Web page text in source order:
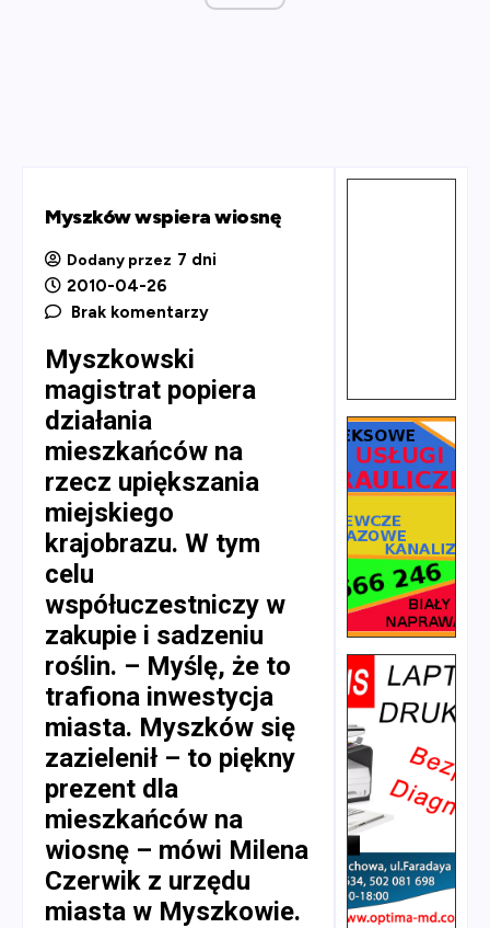
Myszków wspiera wiosnę
Dodany przez 7 dni
2010-04-26
Brak komentarzy
Myszkowski
magistrat popiera
działania
mieszkańców na
rzecz upiększania
miejskiego
krajobrazu. W tym
celu
współuczestniczy w
zakupie i sadzeniu
roślin. – Myślę, że to
trafiona inwestycja
miasta. Myszków się
zazielenił – to piękny
prezent dla
mieszkańców na
wiosnę – mówi Milena
Czerwik z urzędu
miasta w Myszkowie.